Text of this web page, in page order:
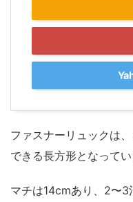
ファスナーリュックは
できる長方形となってい
マチは14cmあり、2〜3